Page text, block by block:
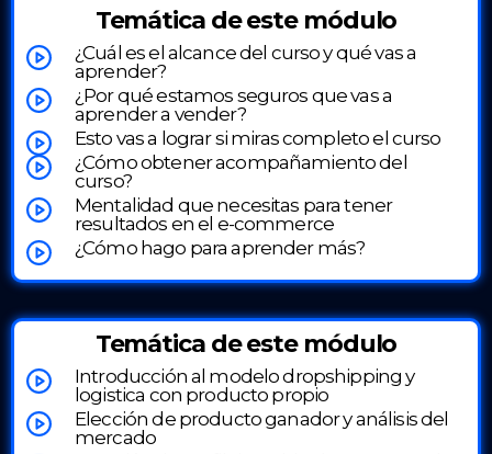
Temática de este módulo
¿Cuál es el alcance del curso y qué vas a
aprender?
¿Por qué estamos seguros que vas a
aprender a vender?
Esto vas a lograr si miras completo el curso
¿Cómo obtener acompañamiento del
curso?
Mentalidad que necesitas para tener
resultados en el e-commerce
¿Cómo hago para aprender más?
Temática de este módulo
Introducción al modelo dropshipping y
logistica con producto propio
Elección de producto ganador y análisis del
mercado